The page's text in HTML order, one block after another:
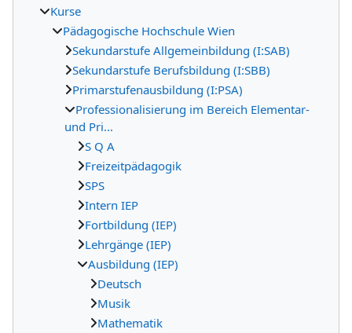
Kurse
Pädagogische Hochschule Wien
Sekundarstufe Allgemeinbildung (I:SAB)
Sekundarstufe Berufsbildung (I:SBB)
Primarstufenausbildung (I:PSA)
Professionalisierung im Bereich Elementar-
und Pri...
S Q A
Freizeitpädagogik
SPS
Intern IEP
Fortbildung (IEP)
Lehrgänge (IEP)
Ausbildung (IEP)
Deutsch
Musik
Mathematik